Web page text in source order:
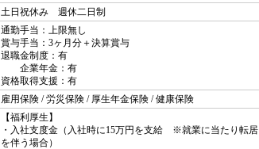
土日祝休み 週休二日制
通勤手当：上限無し
賞与手当：3ヶ月分＋決算賞与
退職金制度：有
企業年金：有
資格取得支援：有
雇用保険 / 労災保険 / 厚生年金保険 / 健康保険
【福利厚生】
・入社支度金（入社時に15万円を支給 ※就業に当たり転居
を伴う場合）